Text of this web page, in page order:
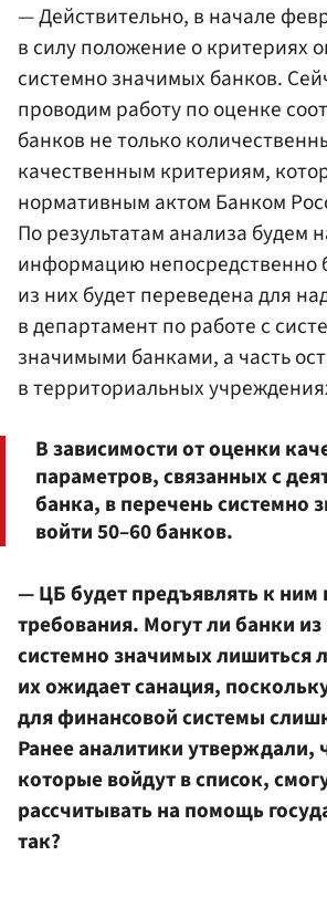
— Действительно, в начале
в силу положение о критериях
системно значимых банков.
проводим работу по оценке
банков не только
качественным критериям,
нормативным актом Банком
По результатам анализа будем
информацию непосредственно
из них будет переведена для
в департамент по работе с
значимыми банками, а часть
в территориальных
В зависимости от оценки
параметров, связанных с
банка, в перечень системно
войти 50–60 банков.
— ЦБ будет предъявлять к
требования. Могут ли банки из
системно значимых лишиться
их ожидает санация,
для финансовой системы
Ранее аналитики утверждали,
которые войдут в список,
рассчитывать на помощь
так?